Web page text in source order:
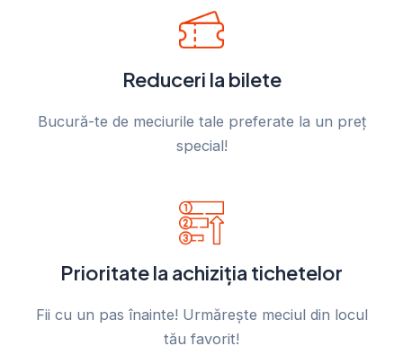
Reduceri la bilete
Bucură-te de meciurile tale preferate la un preț
special!
Prioritate la achiziția tichetelor
Fii cu un pas înainte! Urmărește meciul din locul
tău favorit!